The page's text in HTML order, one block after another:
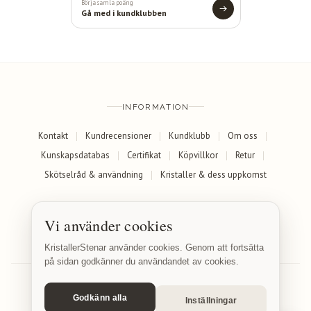
Börja samla poäng
Gå med i kundklubben
INFORMATION
Kontakt Kundrecensioner Kundklubb
Om oss
Kunskapsdatabas
Certifikat Köpvillkor
Retur
Skötselråd & användning
Kristaller & dess uppkomst
Vi använder cookies
KristallerStenar använder cookies. Genom att fortsätta
på sidan godkänner du användandet av cookies.
Godkänn alla Inställningar